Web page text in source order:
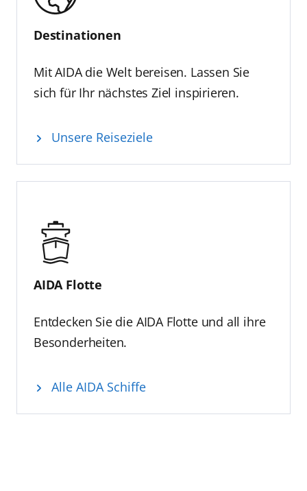
Destinationen
Mit AIDA die Welt bereisen. Lassen Sie
sich für Ihr nächstes Ziel inspirieren.
Unsere Reiseziele
AIDA Flotte
Entdecken Sie die AIDA Flotte und all ihre
Besonderheiten.
Alle AIDA Schiffe